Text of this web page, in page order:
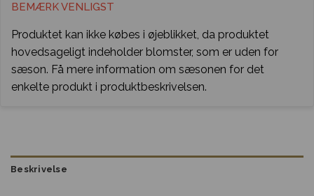
BEMÆRK VENLIGST
Produktet kan ikke købes i øjeblikket, da produktet
hovedsageligt indeholder blomster, som er uden for
sæson. Få mere information om sæsonen for det
enkelte produkt i produktbeskrivelsen.
Beskrivelse